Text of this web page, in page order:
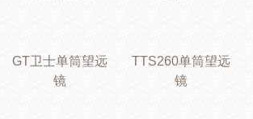
GT卫士单筒望远
镜
TTS260单筒望远
镜